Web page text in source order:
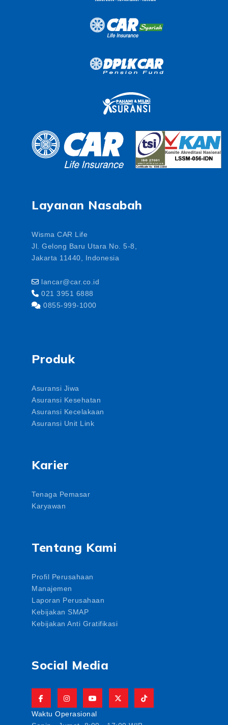
Layanan Nasabah
Wisma CAR Life
Jl. Gelong Baru Utara No. 5-8,
Jakarta 11440, Indonesia
lancar@car.co.id
021 3951 6888
0855-999-1000
Produk
Asuransi Jiwa
Asuransi Kesehatan
Asuransi Kecelakaan
Asuransi Unit Link
Karier
Tenaga Pemasar
Karyawan
Tentang Kami
Profil Perusahaan
Manajemen
Laporan Perusahaan
Kebijakan SMAP
Kebijakan Anti Gratifikasi
Social Media
Waktu Operasional